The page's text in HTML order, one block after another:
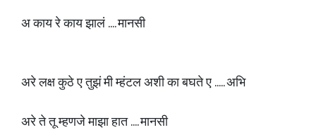
अ काय रे काय झालं .... मानसी
अरे लक्ष कुठे ए तुझं मी म्हंटल अशी का बघते ए ..... अभि
अरे ते तू म्हणजे माझा हात .... मानसी